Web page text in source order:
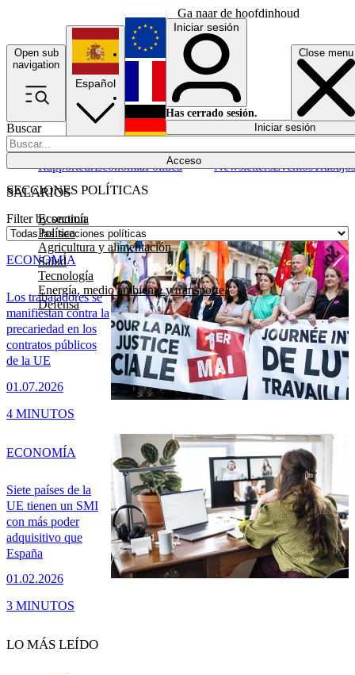
Ga naar de hoofdinhoud
Open sub
navigation
Close menu
Buscar
Acceso
SECCIONES POLÍTICAS
Economía
Política
Agricultura y alimentación
Salud
Tecnología
Energía, medio ambiente y transporte
Defensa
RapporteurEconomíaPolítica NewslettersEventosTrabajos
Español
English
Français
Iniciar sesión
Has cerrado sesión.
Iniciar sesión
SALARIOS
Filter by section
Los trabajadores se
manifiestan contra la
precariedad en los
contratos públicos
de la UE
01.07.2026
ECONOMÍA
4 MINUTOS
Siete países de la
UE tienen un SMI
con más poder
adquisitivo que
España
01.02.2026
ECONOMÍA
3 MINUTOS
LO MÁS LEÍDO